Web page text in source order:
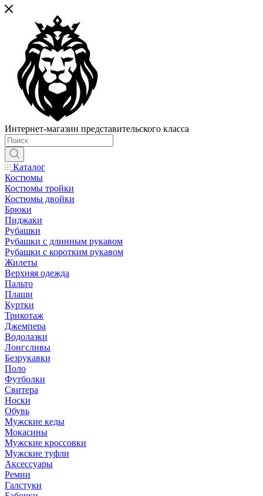
Интернет-магазин представительского класса
Каталог
Костюмы
Костюмы тройки
Костюмы двойки
Брюки
Пиджаки
Рубашки
Рубашки с длинным рукавом
Рубашки с коротким рукавом
Жилеты
Верхняя одежда
Пальто
Плащи
Куртки
Трикотаж
Джемпера
Водолазки
Лонгсливы
Безрукавки
Поло
Футболки
Свитера
Носки
Обувь
Мужские кеды
Мокасины
Мужские кроссовки
Мужские туфли
Аксессуары
Ремни
Галстуки